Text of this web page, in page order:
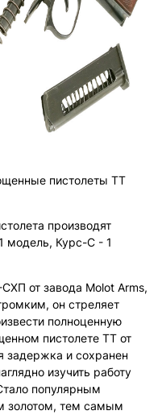
пистолеты ТТ
производят
модель, Курс-С - 1
от завода Molot Arms,
он стреляет
полноценную
пистолете ТТ от
задержка и сохранен
изучить работу
популярным
золотом, тем самым